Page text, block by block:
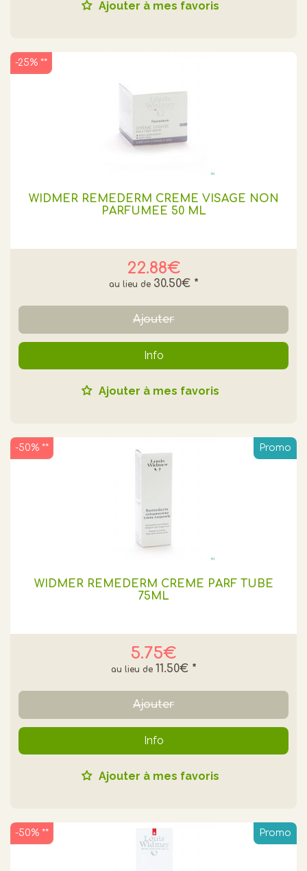
Ajouter à mes favoris
WIDMER REMEDERM CREME VISAGE NON
PARFUMEE 50 ML
22.88€
30.50€ *
-25% **
Ajouter
Info
Ajouter à mes favoris
Promo
WIDMER REMEDERM CREME PARF TUBE
75ML
5.75€
11.50€ *
-50% **
Ajouter
Info
Ajouter à mes favoris
Promo
-50% **